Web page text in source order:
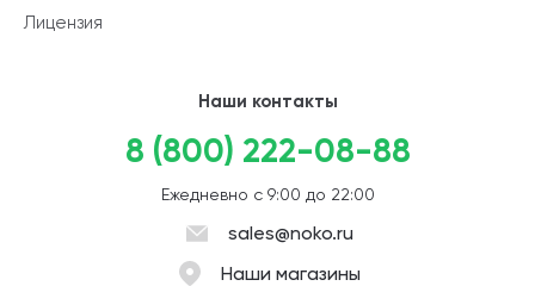
Лицензия
Наши контакты
8 (800) 222-08-88
Ежедневно с 9:00 до 22:00
sales@noko.ru
Наши магазины